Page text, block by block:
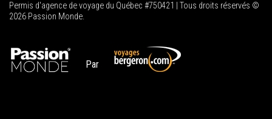
Permis d'agence de voyage du Québec #750421 | Tous droits réservés ©
2026 Passion Monde.
Par